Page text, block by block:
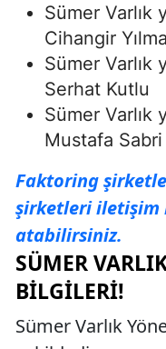
Sümer Varlık
Cihangir
Sümer Varlık
Serhat Kutlu
Sümer Varlık
Mustafa
Faktoring
şirketleri iletişim
atabilirsiniz.
SÜMER
BILGILERI!
Sümer Varlık